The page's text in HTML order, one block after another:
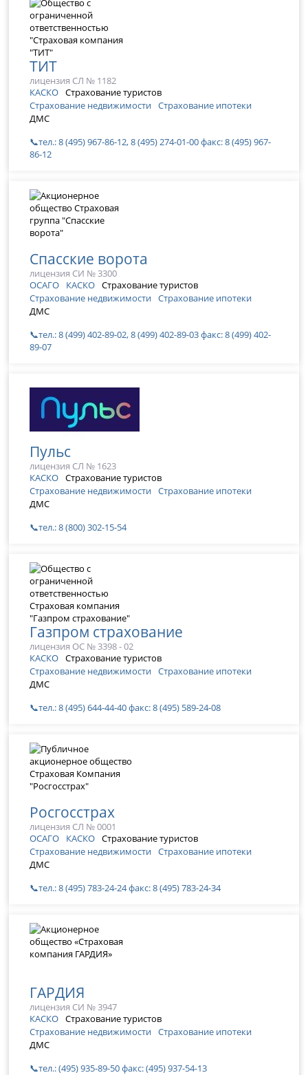
ТИТ
лицензия СЛ № 1182
КАСКО Страхование туристов
Страхование недвижимости Страхование ипотеки
ДМС
📞тел.: 8 (495) 967-86-12, 8 (495) 274-01-00 факс: 8 (495) 967-
86-12
Спасские ворота
лицензия СИ № 3300
ОСАГО
КАСКО Страхование туристов
Страхование недвижимости Страхование ипотеки
ДМС
📞тел.: 8 (499) 402-89-02, 8 (499) 402-89-03 факс: 8 (499) 402-
89-07
Пульс
лицензия СЛ № 1623
КАСКО Страхование туристов
Страхование недвижимости Страхование ипотеки
ДМС
📞тел.: 8 (800) 302-15-54
Газпром страхование
лицензия ОС № 3398 - 02
КАСКО Страхование туристов
Страхование недвижимости Страхование ипотеки
ДМС
📞тел.: 8 (495) 644-44-40 факс: 8 (495) 589-24-08
Росгосстрах
лицензия СЛ № 0001
ОСАГО
КАСКО Страхование туристов
Страхование недвижимости Страхование ипотеки
ДМС
📞тел.: 8 (495) 783-24-24 факс: 8 (495) 783-24-34
ГАРДИЯ
лицензия СИ № 3947
КАСКО Страхование туристов
Страхование недвижимости Страхование ипотеки
ДМС
📞тел.: (495) 935-89-50 факс: (495) 937-54-13